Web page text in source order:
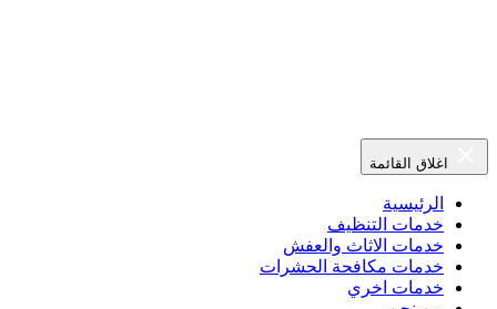
اغلاق القائمة
الرئيسية
خدمات التنظيف
خدمات الاثاث والعفش
خدمات مكافحة الحشرات
خدمات اخري